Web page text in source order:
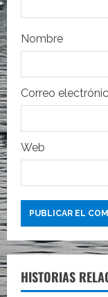
t
r
a
d
a
s
Nombre
Correo
Web
HISTORIAS